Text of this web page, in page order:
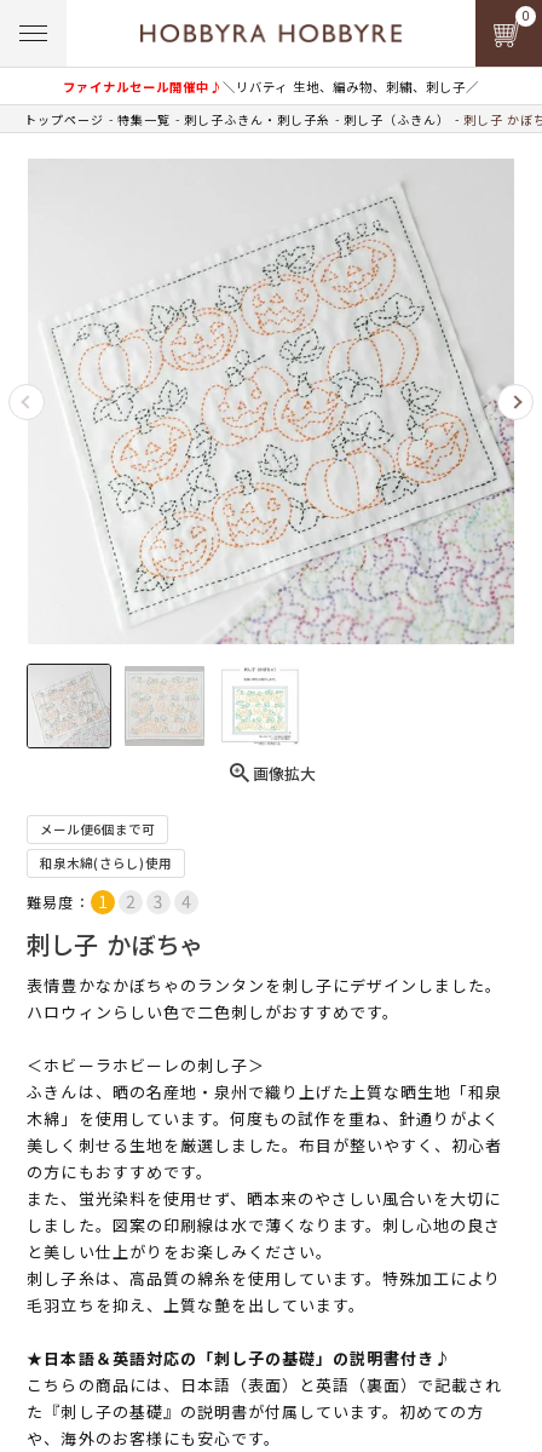
ファイナルセール開催中♪＼リバティ 生地、編み物、刺繍、刺し子／
0
トップページ 特集一覧 刺し子ふきん・刺し子糸 刺し子（ふきん） 刺し子 かぼ
画像拡大
メール便6個まで可
和泉木綿(さらし)使用
難易度：
刺し子 かぼちゃ
表情豊かなかぼちゃのランタンを刺し子にデザインしました。
ハロウィンらしい色で二色刺しがおすすめです。
＜ホビーラホビーレの刺し子＞
ふきんは、晒の名産地・泉州で織り上げた上質な晒生地「和泉
木綿」を使用しています。何度もの試作を重ね、針通りがよく
美しく刺せる生地を厳選しました。布目が整いやすく、初心者
の方にもおすすめです。
また、蛍光染料を使用せず、晒本来のやさしい風合いを大切に
しました。図案の印刷線は水で薄くなります。刺し心地の良さ
と美しい仕上がりをお楽しみください。
刺し子糸は、高品質の綿糸を使用しています。特殊加工により
毛羽立ちを抑え、上質な艶を出しています。
★日本語＆英語対応の「刺し子の基礎」の説明書付き♪
こちらの商品には、日本語（表面）と英語（裏面）で記載され
た『刺し子の基礎』の説明書が付属しています。初めての方
や、海外のお客様にも安心です。